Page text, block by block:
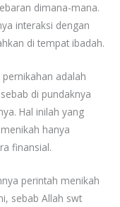
dimana-mana.
interaksi dengan
di tempat ibadah.
adalah
di pundaknya
Hal inilah yang
hanya
finansial.
perintah menikah
sebab Allah swt